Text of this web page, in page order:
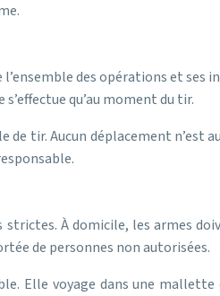
l’ensemble des opérations et ses
qu’au moment du tir.
tir. Aucun déplacement n’est
À domicile, les armes
de personnes non autorisées.
Elle voyage dans une mallette